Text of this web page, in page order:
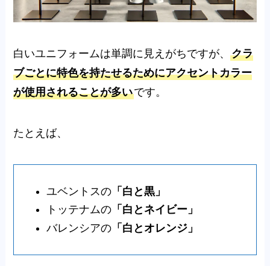
白いユニフォームは単調に見えがちですが、クラ
ブごとに特色を持たせるためにアクセントカラー
が使用されることが多いです。
たとえば、
ユベントスの 「白と黒」
トッテナムの 「白とネイビー」
バレンシアの 「白とオレンジ」